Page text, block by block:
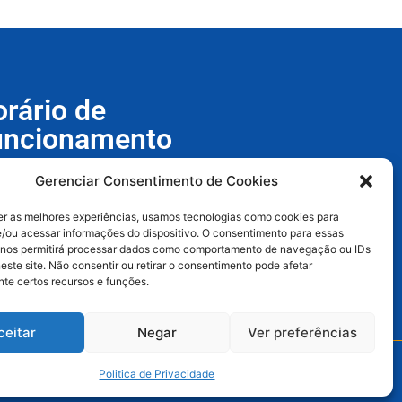
Gerenciar Consentimento de Cookies
as melhores experiências, usamos tecnologias como cookies para
ou acessar informações do dispositivo. O consentimento para essas
permitirá processar dados como comportamento de navegação ou IDs
site. Não consentir ou retirar o consentimento pode afetar
certos recursos e funções.
Negar Ver preferências
Politica de Privacidade
de
feira - 8h às 17h